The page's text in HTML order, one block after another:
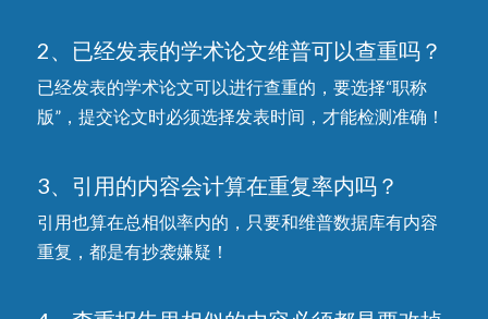
2、已经发表的学术论文维普可以查重吗？
已经发表的学术论文可以进行查重的，要选择“职称
版”，提交论文时必须选择发表时间，才能检测准确！
3、引用的内容会计算在重复率内吗？
引用也算在总相似率内的，只要和维普数据库有内容
重复，都是有抄袭嫌疑！